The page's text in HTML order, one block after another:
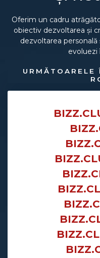
Oferim un cadru
obiectiv dezvoltarea și
dezvoltarea personală
evoluezi